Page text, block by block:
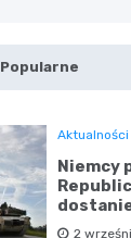
Popularne
Aktualności
Niemcy
2